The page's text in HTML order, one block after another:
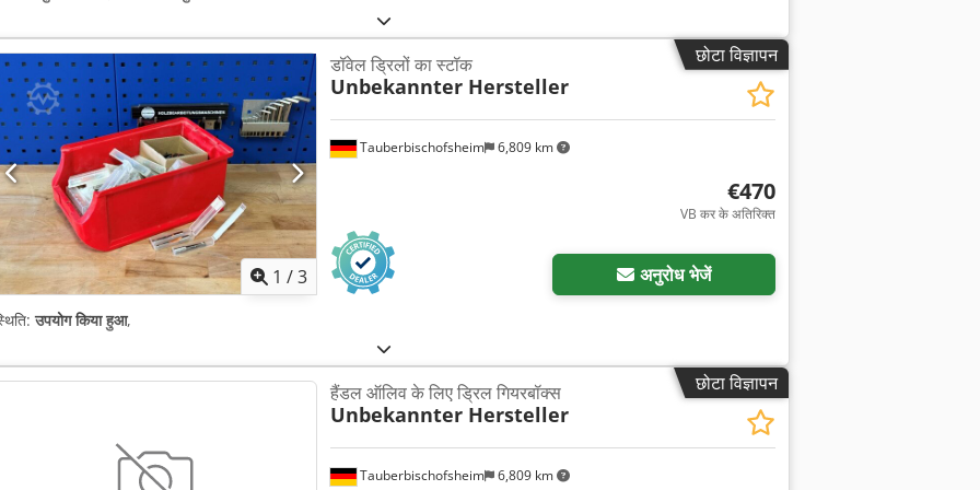
छोटा विज्ञापन
1 /3
Tauberbischofsheim 6,809 km
डॉवेल ड्रिलों का स्टॉक
Unbekannter Hersteller
€470
VB कर के अतिरिक्त
अनुरोध भेजें
उपयोग किया हुआ,
छोटा विज्ञापन
Tauberbischofsheim 6,809 km
हैंडल ऑलिव के लिए ड्रिल गियरबॉक्स
Unbekannter Hersteller